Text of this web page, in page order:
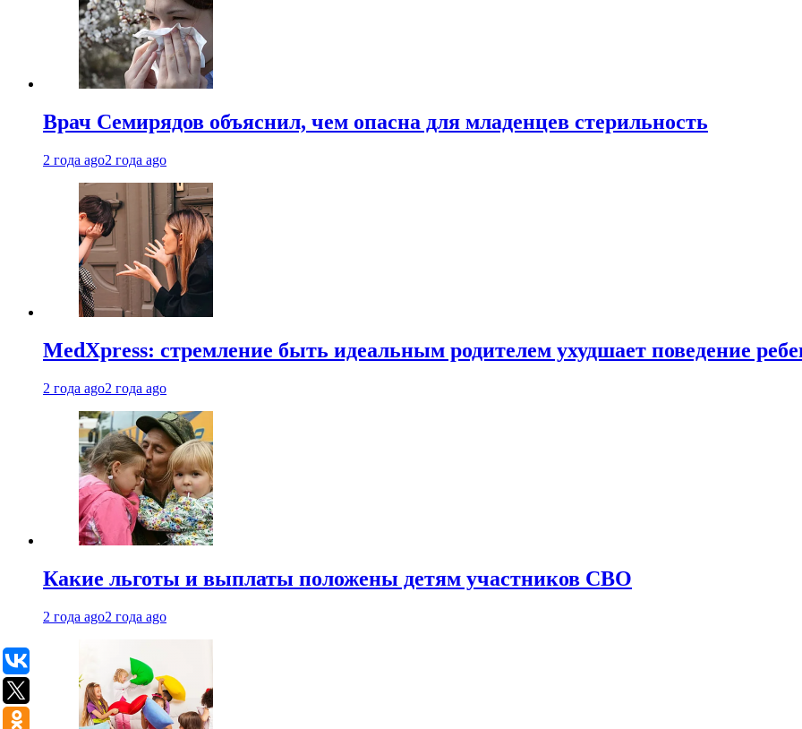
Врач Семирядов объяснил, чем опасна для младенцев стерильность
2 года ago2 года ago
MedXpress: стремление быть идеальным родителем ухудшает поведение
2 года ago2 года ago
Какие льготы и выплаты положены детям участников СВО
2 года ago2 года ago